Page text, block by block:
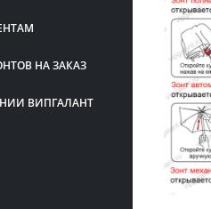
НА ЗАКАЗ
ВИПГАЛАНТ